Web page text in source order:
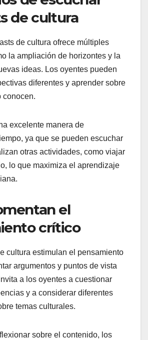
de cultura
de cultura ofrece múltiples
la ampliación de horizontes y la
ideas. Los oyentes pueden
diferentes y aprender sobre
conocen.
excelente manera de
ya que se pueden escuchar
otras actividades, como viajar
lo que maximiza el aprendizaje
el
crítico
cultura estimulan el pensamiento
argumentos y puntos de vista
a los oyentes a cuestionar
y a considerar diferentes
temas culturales.
sobre el contenido, los